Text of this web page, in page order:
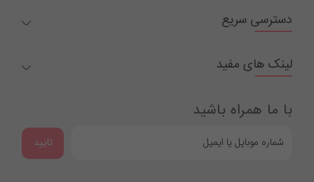
دسترسی سریع
لینک های مفید
با ما همراه باشید
تایید